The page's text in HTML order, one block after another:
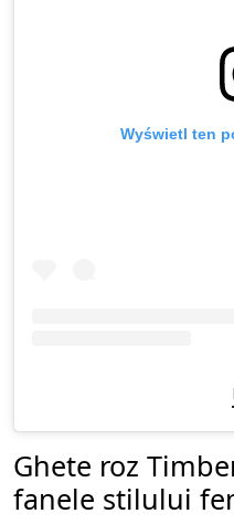
Wyświetl ten
Ghete roz
fanele stilului